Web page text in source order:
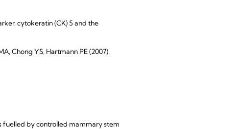
cytokeratin (CK) 5 and the
Chong YS, Hartmann PE (2007).
fuelled by controlled mammary stem